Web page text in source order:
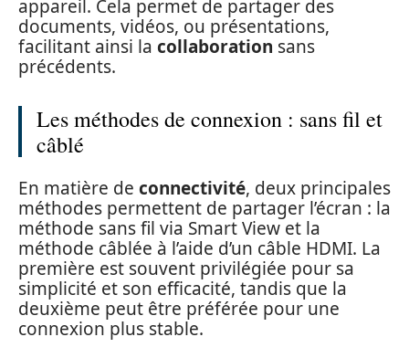
appareil. Cela permet de partager des
documents, vidéos, ou présentations,
facilitant ainsi la collaboration sans
précédents.
Les méthodes de connexion : sans fil et
câblé
En matière de connectivité, deux principales
méthodes permettent de partager l’écran : la
méthode sans fil via Smart View et la
méthode câblée à l’aide d’un câble HDMI. La
première est souvent privilégiée pour sa
simplicité et son efficacité, tandis que la
deuxième peut être préférée pour une
connexion plus stable.